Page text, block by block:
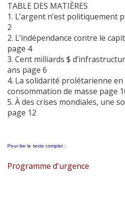
TABLE DES MATIÈRES
1. L’argent n’est politiquement
2
2. L’indépendance contre le
page 4
3. Cent milliards $
ans page 6
4. La solidarité prolétarienne en
consommation de masse page
5. À des crises mondiales, une
page 12
Pour lire le texte complet :
Programme d'urgence